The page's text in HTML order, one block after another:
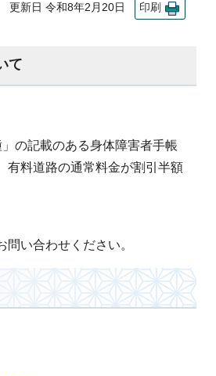
更新日 令和8年2月20日 印刷
て
の記載のある身体障害者手帳
有料道路の通常料金が割引半額
い合わせください。